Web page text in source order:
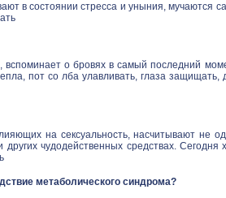
в состоянии стресса и уныния, мучаются
вспоминает о бровях в самый последний
пот со лба улавливать, глаза
на сексуальность, насчитывают не
чудодейственных средствах.
метаболического синдрома?